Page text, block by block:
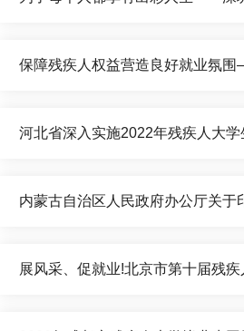
保障残疾人权益营造良好就业氛
河北省深入实施2022年残疾人大
内蒙古自治区人民政府办公厅关
展风采、促就业!北京市第十届残